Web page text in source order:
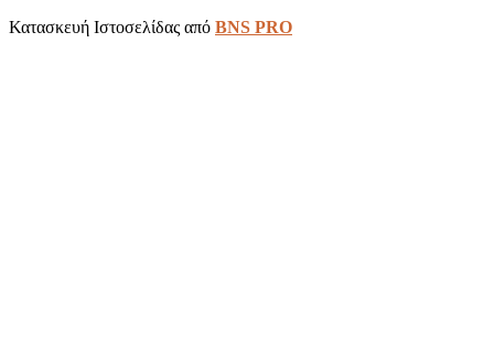
Κατασκευή Ιστοσελίδας από BNS PRO